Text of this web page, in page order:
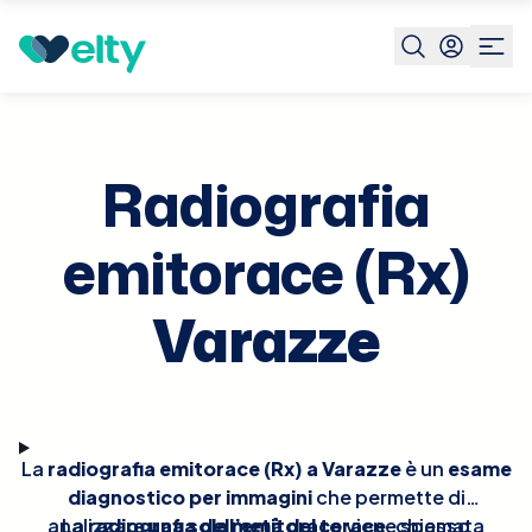
Prenota visita Varazze
Radiografia
emitorace (Rx)
Varazze
La radiografia emitorace (Rx) a Varazzeè un esame
diagnostico per immaginiche permette di
analizzareuna sola metà del torace, chiamata
Laradiografia dell’emitoraceviene spesso